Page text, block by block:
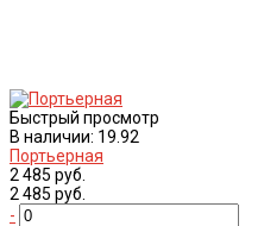
Быстрый просмотр
В наличии: 19.92
Портьерная
2 485 руб.
2 485 руб.
-